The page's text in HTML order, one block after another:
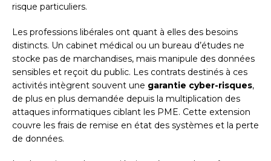
risque particuliers.
Les professions libérales ont quant à elles des besoins
distincts. Un cabinet médical ou un bureau d’études ne
stocke pas de marchandises, mais manipule des données
sensibles et reçoit du public. Les contrats destinés à ces
activités intègrent souvent une garantie cyber-risques,
de plus en plus demandée depuis la multiplication des
attaques informatiques ciblant les PME. Cette extension
couvre les frais de remise en état des systèmes et la perte
de données.